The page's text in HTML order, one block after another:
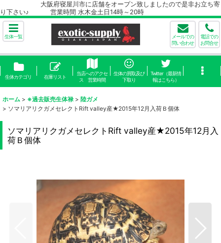
大阪府寝屋川市に店舗をオープン致しましたので是非お立ち寄
り下さい♪ 営業時間 水木金土日14時～20時
生体一覧
メールでの
問い合わせ
電話での
お問合せ
生体カテゴリ 在庫リスト
当店へのアクセ
ス 営業時間
生体の買取及び
下取り
Twitter（最新情
報はこちら）
ホーム > ※過去販売生体禄 > 陸ガメ
> ソマリアリクガメセレクトRift valley産★2015年12月入荷Ｂ個体
ソマリアリクガメセレクトRift valley産★2015年12月入
荷Ｂ個体